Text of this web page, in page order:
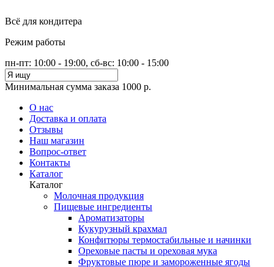
Всё для кондитера
Режим работы
пн-пт: 10:00 - 19:00, сб-вс: 10:00 - 15:00
Минимальная сумма заказа 1000 р.
О нас
Доставка и оплата
Отзывы
Наш магазин
Вопрос-ответ
Контакты
Каталог
Каталог
Молочная продукция
Пищевые ингредиенты
Ароматизаторы
Кукурузный крахмал
Конфитюры термостабильные и начинки
Ореховые пасты и ореховая мука
Фруктовые пюре и замороженные ягоды